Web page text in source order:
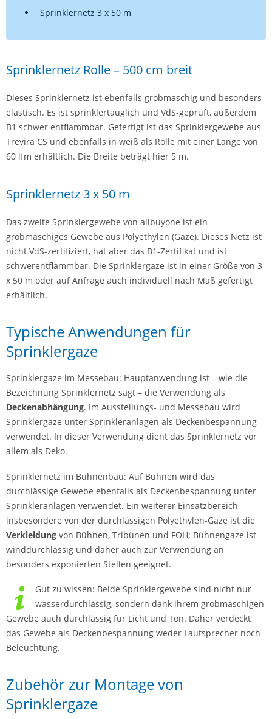
Sprinklernetz 3 x 50 m
Sprinklernetz Rolle – 500 cm breit
Dieses Sprinklernetz ist ebenfalls grobmaschig und besonders
elastisch. Es ist sprinklertauglich und VdS-geprüft, außerdem
B1 schwer entflammbar. Gefertigt ist das Sprinklergewebe aus
Trevira CS und ebenfalls in weiß als Rolle mit einer Länge von
60 lfm erhältlich. Die Breite beträgt hier 5 m.
Sprinklernetz 3 x 50 m
Das zweite Sprinklergewebe von allbuyone ist ein
grobmaschiges Gewebe aus Polyethylen (Gaze). Dieses Netz ist
nicht VdS-zertifiziert, hat aber das B1-Zertifikat und ist
schwerentflammbar. Die Sprinklergaze ist in einer Größe von 3
x 50 m oder auf Anfrage auch individuell nach Maß gefertigt
erhältlich.
Typische Anwendungen für
Sprinklergaze
Sprinklergaze im Messebau: Hauptanwendung ist – wie die
Bezeichnung Sprinklernetz sagt – die Verwendung als
Deckenabhängung. Im Ausstellungs- und Messebau wird
Sprinklergaze unter Sprinkleranlagen als Deckenbespannung
verwendet. In dieser Verwendung dient das Sprinklernetz vor
allem als Deko.
Sprinklernetz im Bühnenbau: Auf Bühnen wird das
durchlässige Gewebe ebenfalls als Deckenbespannung unter
Sprinkleranlagen verwendet. Ein weiterer Einsatzbereich
insbesondere von der durchlässigen Polyethylen-Gaze ist die
Verkleidung von Bühnen, Tribünen und FOH; Bühnengaze ist
winddurchlässig und daher auch zur Verwendung an
besonders exponierten Stellen geeignet.
Gut zu wissen: Beide Sprinklergewebe sind nicht nur
wasserdurchlässig, sondern dank ihrem grobmaschigen
Gewebe auch durchlässig für Licht und Ton. Daher verdeckt
das Gewebe als Deckenbespannung weder Lautsprecher noch
Beleuchtung.
Zubehör zur Montage von
Sprinklergaze